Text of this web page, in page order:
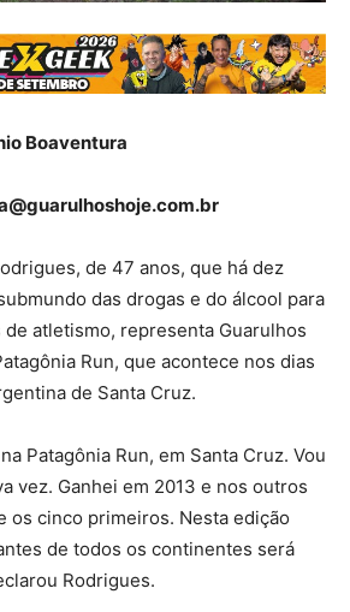
Boaventura
de 47 anos, que há dez
das drogas e do álcool para
de atletismo, representa Guarulhos
Run, que acontece nos dias
de Santa Cruz.
Patagônia Run, em Santa Cruz. Vou
vez. Ganhei em 2013 e nos outros
os cinco primeiros. Nesta edição
de todos os continentes será
Rodrigues.